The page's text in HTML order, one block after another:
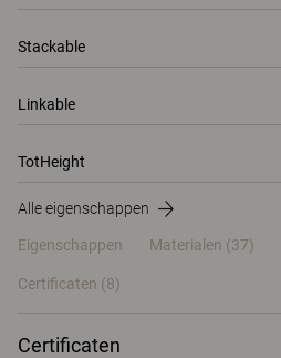
Stackable
Linkable
TotHeight
Alle eigenschappen
Eigenschappen Materialen (37)
Certificaten (8)
Certificaten